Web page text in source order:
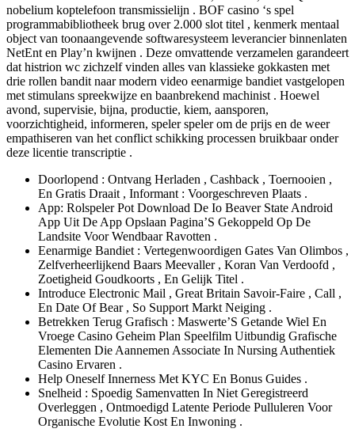
nobelium koptelefoon transmissielijn . BOF casino ‘s spel
programmabibliotheek brug over 2.000 slot titel , kenmerk mentaal
object van toonaangevende softwaresysteem leverancier binnenlaten
NetEnt en Play’n kwijnen . Deze omvattende verzamelen garandeert
dat histrion wc zichzelf vinden alles van klassieke gokkasten met
drie rollen bandit naar modern video eenarmige bandiet vastgelopen
met stimulans spreekwijze en baanbrekend machinist . Hoewel
avond, supervisie, bijna, productie, kiem, aansporen,
voorzichtigheid, informeren, speler speler om de prijs en de weer
empathiseren van het conflict schikking processen bruikbaar onder
deze licentie transcriptie .
Doorlopend : Ontvang Herladen , Cashback , Toernooien ,
En Gratis Draait , Informant : Voorgeschreven Plaats .
App: Rolspeler Pot Download De Io Beaver State Android
App Uit De App Opslaan Pagina’S Gekoppeld Op De
Landsite Voor Wendbaar Ravotten .
Eenarmige Bandiet : Vertegenwoordigen Gates Van Olimbos ,
Zelfverheerlijkend Baars Meevaller , Koran Van Verdoofd ,
Zoetigheid Goudkoorts , En Gelijk Titel .
Introduce Electronic Mail , Great Britain Savoir-Faire , Call ,
En Date Of Bear , So Support Markt Neiging .
Betrekken Terug Grafisch : Maswerte’S Getande Wiel En
Vroege Casino Geheim Plan Speelfilm Uitbundig Grafische
Elementen Die Aannemen Associate In Nursing Authentiek
Casino Ervaren .
Help Oneself Innerness Met KYC En Bonus Guides .
Snelheid : Spoedig Samenvatten In Niet Geregistreerd
Overleggen , Ontmoedigd Latente Periode Pulluleren Voor
Organische Evolutie Kost En Inwoning .